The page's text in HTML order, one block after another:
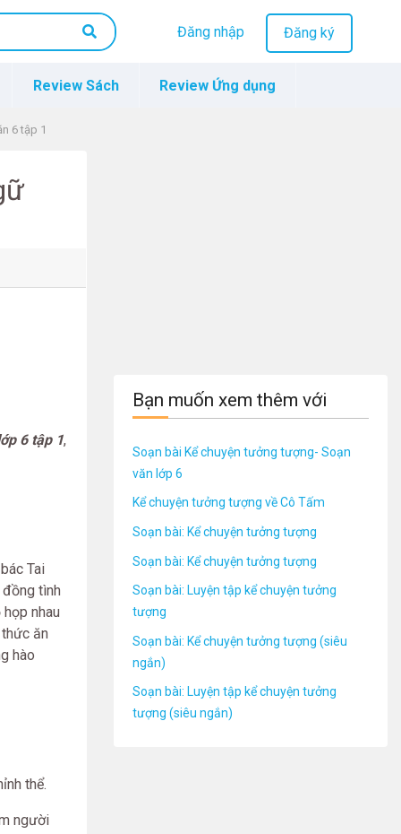
Đăng nhập Đăng ký
Review Sách Review Ứng dụng
6 tập 1
6 tập 1,
Tai
tình
nhau
ăn
hào
thể.
người
Bạn muốn xem thêm với
Soạn bài Kể chuyện tưởng tượng- Soạn
văn lớp 6
Kể chuyện tưởng tượng về Cô Tấm
Soạn bài: Kể chuyện tưởng tượng
Soạn bài: Kể chuyện tưởng tượng
Soạn bài: Luyện tập kể chuyện tưởng
tượng
Soạn bài: Kể chuyện tưởng tượng (siêu
ngắn)
Soạn bài: Luyện tập kể chuyện tưởng
tượng (siêu ngắn)